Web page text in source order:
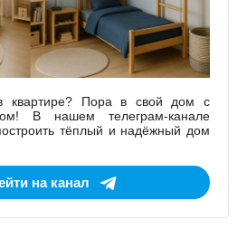
квартире? Пора в свой дом с
В нашем телеграм-канале
тёплый и надёжный дом
на канал